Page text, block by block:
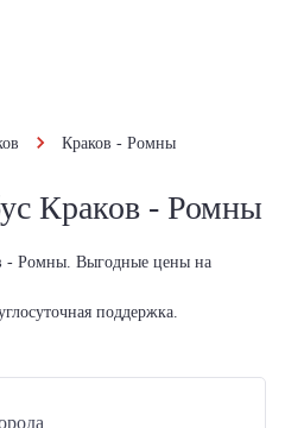
Краков - Ромны
Краков - Ромны
- Ромны. Выгодные цены на
поддержка.